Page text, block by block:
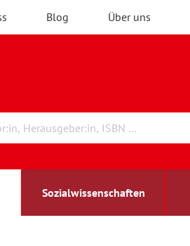
Blog Über uns
Sozialwissenschaften